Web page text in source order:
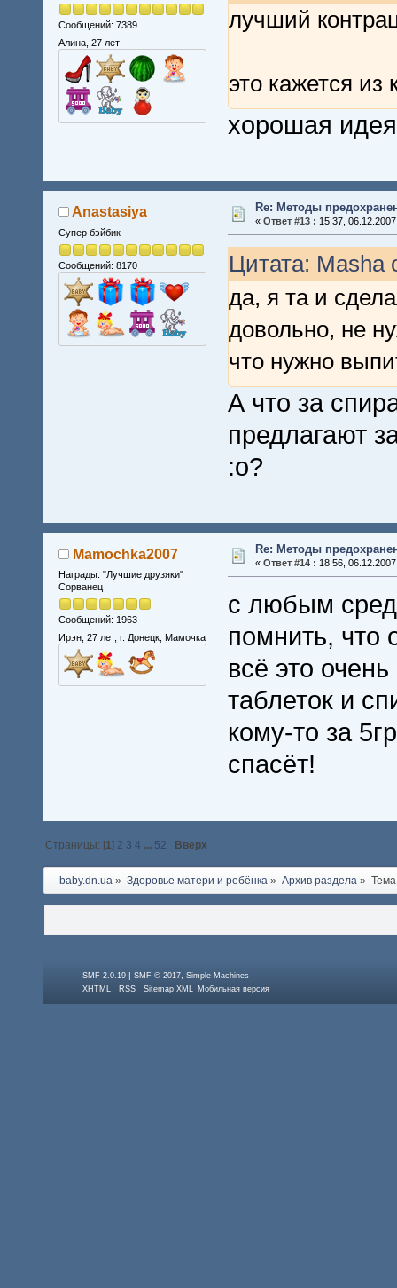
Сообщений: 7389
Алина, 27 лет
лучший
это кажется из
хорошая
Anastasiya
Супер бэйбик
Сообщений: 8170
Re: Методы
« Ответ #13 : 15:37,
Цитата: Masha
да, я та и
довольно, не
что нужно
А что за
предлагают
:o?
Mamochka2007
Награды: "Лучшие друзяки"
Сорванец
Сообщений: 1963
Ирэн, 27 лет, г. Донецк, Мамочка
Re: Методы
« Ответ #14 : 18:56,
с любым
помнить, что
всё это
таблеток и
кому-то за
спасёт!
Страницы: [1] 2 3 4 ... 52 Вверх
baby.dn.ua » Здоровье матери и ребёнка » Архив раздела »
SMF 2.0.19 |SMF © 2017 ,Simple Machines
XHTML
RSS Sitemap XML Мобильная версия